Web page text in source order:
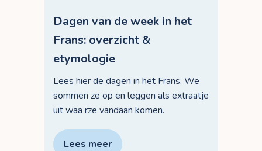
Dagen van de week in het
Frans: overzicht &
etymologie
Lees hier de dagen in het Frans. We
sommen ze op en leggen als extraatje
uit waa rze vandaan komen.
Lees meer